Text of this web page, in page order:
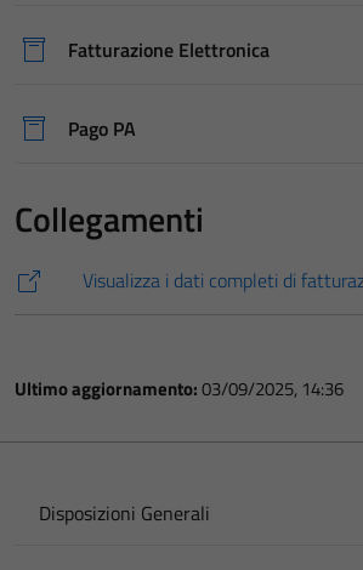
Fatturazione Elettronica
Pago PA
Collegamenti
Visualizza i dati completi di
Ultimo aggiornamento:03/09/2025, 14:36
Disposizioni Generali